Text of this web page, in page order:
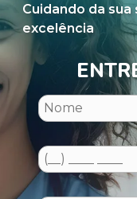
Cuidando da
excelência